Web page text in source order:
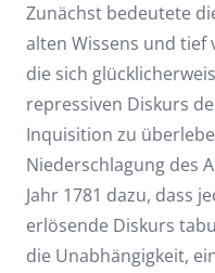
Zunächst bedeutete
alten Wissens und
die sich
repressiven Diskurs
Inquisition zu
Niederschlagung des
Jahr 1781 dazu, dass
erlösende Diskurs
die Unabhängigkeit,